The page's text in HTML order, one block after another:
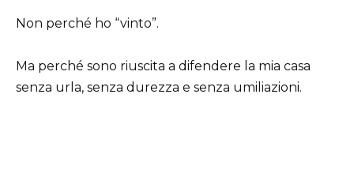
Non perché ho “vinto”.
Ma perché sono riuscita a difendere la mia casa
senza urla, senza durezza e senza umiliazioni.